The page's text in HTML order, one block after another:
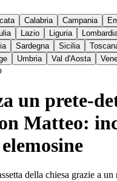
Calabria Campania
Lazio Liguria
Sardegna Sicilia
Umbria Val d'Aosta
un prete-
Matteo:
della chiesa grazie a